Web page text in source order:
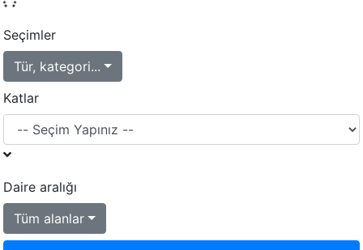
Seçimler
Tür, kategori...
Katlar
Daire aralığı
Tüm alanlar